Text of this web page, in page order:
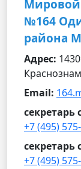
Мировой
№164
района
Адрес:
Email:
секретарь
+7 (495)
секретарь
+7 (495)